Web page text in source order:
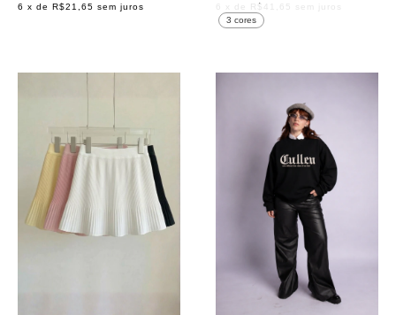
6 x de R$21,65 sem juros
3 cores
x de R$41,65